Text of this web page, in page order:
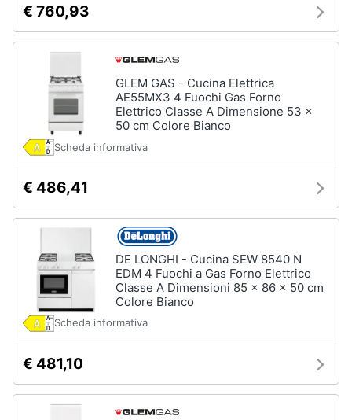
€ 760,93
GLEM GAS - Cucina Elettrica
AE55MX3 4 Fuochi Gas Forno
Elettrico Classe A Dimensione 53 x
50 cm Colore Bianco
Scheda informativa
€ 486,41
DE LONGHI - Cucina SEW 8540 N
EDM 4 Fuochi a Gas Forno Elettrico
Classe A Dimensioni 85 x 86 x 50 cm
Colore Bianco
Scheda informativa
€ 481,10